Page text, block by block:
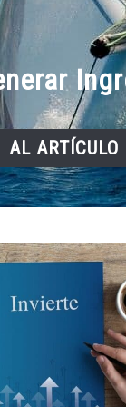
AL ARTÍCULO